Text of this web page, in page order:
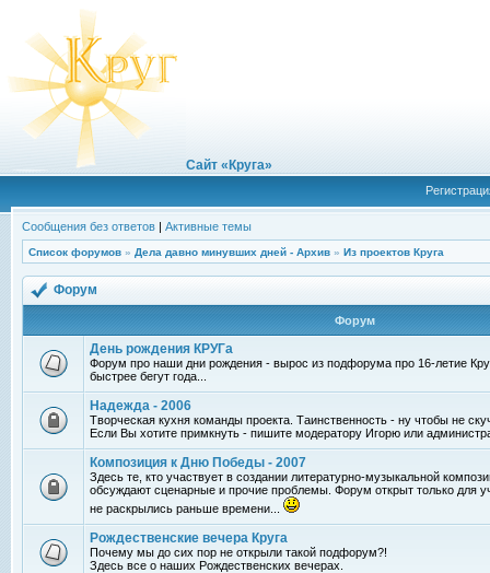
Сайт «Круга»
Сообщения без ответов | Активные темы
Список форумов » Дела давно минувших дней - Архив » Из проектов Круга
Форум
Форум
День рождения КРУГа
Форум про наши дни рождения - вырос из подфорума про 16-летие
быстрее бегут года...
Надежда - 2006
Творческая кухня команды проекта. Таинственность - ну чтобы не
Если Вы хотите примкнуть - пишите модератору Игорю или
Композиция к Дню Победы - 2007
Здесь те, кто участвует в создании литературно-музыкальной
обсуждают сценарные и прочие проблемы. Форум открыт только для
не раскрылись раньше времени...
Рождественские вечера Круга
Почему мы до сих пор не открыли такой подфорум?!
Здесь все о наших Рождественских вечерах.